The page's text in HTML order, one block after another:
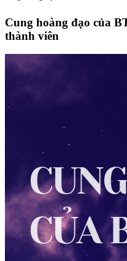
Cung hoàng đạo của
thành viên